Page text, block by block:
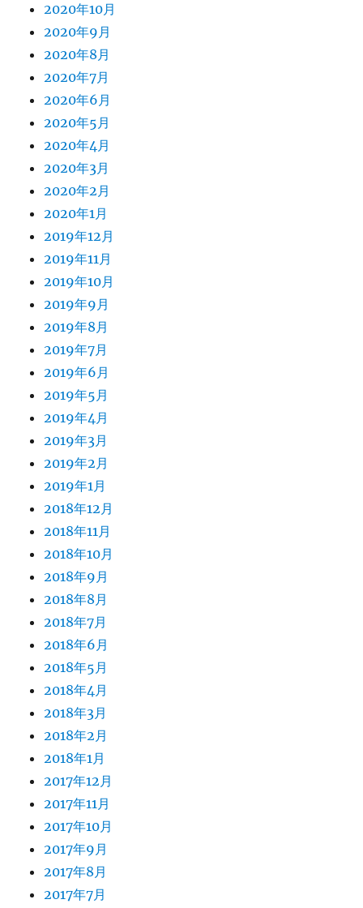
2020年10月
2020年9月
2020年8月
2020年7月
2020年6月
2020年5月
2020年4月
2020年3月
2020年2月
2020年1月
2019年12月
2019年11月
2019年10月
2019年9月
2019年8月
2019年7月
2019年6月
2019年5月
2019年4月
2019年3月
2019年2月
2019年1月
2018年12月
2018年11月
2018年10月
2018年9月
2018年8月
2018年7月
2018年6月
2018年5月
2018年4月
2018年3月
2018年2月
2018年1月
2017年12月
2017年11月
2017年10月
2017年9月
2017年8月
2017年7月